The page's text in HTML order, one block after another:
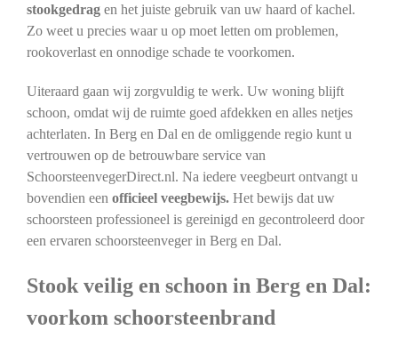
stookgedragen het juiste gebruik van uw haard of kachel.
Zo weet u precies waar u op moet letten om problemen,
rookoverlast en onnodige schade te voorkomen.
Uiteraard gaan wij zorgvuldig te werk. Uw woning blijft
schoon, omdat wij de ruimte goed afdekken en alles netjes
achterlaten. In Berg en Dal en de omliggende regio kunt u
vertrouwen op de betrouwbare service van
SchoorsteenvegerDirect.nl. Na iedere veegbeurt ontvangt u
bovendien een officieel veegbewijs. Het bewijs dat uw
schoorsteen professioneel is gereinigd en gecontroleerd door
een ervaren schoorsteenveger in Berg en Dal.
Stook veilig en schoon in Berg en Dal:
voorkom schoorsteenbrand